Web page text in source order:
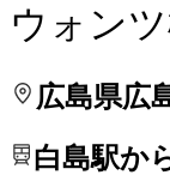
ウォン
広島県広
白島駅か